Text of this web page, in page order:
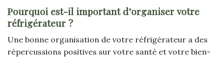
Pourquoi est-il important d’organiser votre
réfrigérateur ?
Une bonne organisation de votre réfrigérateur a des
répercussions positives sur votre santé et votre bien-